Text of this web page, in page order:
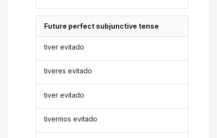
Future perfect subjunctive tense
tiver evitado
tiveres evitado
tiver evitado
tivermos evitado